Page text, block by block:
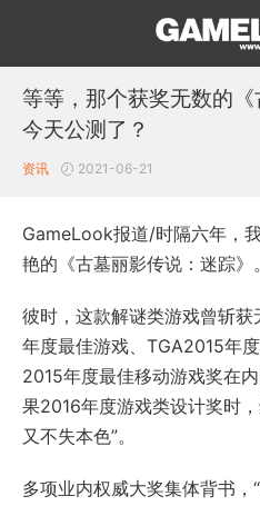
等等，那个获奖无数的《
今天公测了？
资讯 2021-06-21
GameLook报道/时隔六年，
艳的《古墓丽影传说：迷踪》。
彼时，这款解谜类游戏曾斩
年度最佳游戏、TGA2015年
2015年度最佳移动游戏奖在
果2016年度游戏类设计奖时
又不失本色”。
多项业内权威大奖集体背书，